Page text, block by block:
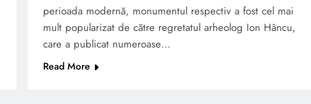
perioada modernă, monumentul respectiv a fost cel mai
mult popularizat de către regretatul arheolog Ion Hâncu,
care a publicat numeroase…
Read More